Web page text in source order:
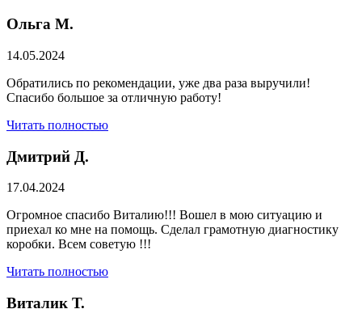
Ольга М.
14.05.2024
Обратились по рекомендации, уже два раза выручили!
Спасибо большое за отличную работу!
Читать полностью
Дмитрий Д.
17.04.2024
Огромное спасибо Виталию!!! Вошел в мою ситуацию и
приехал ко мне на помощь. Сделал грамотную диагностику
коробки. Всем советую !!!
Читать полностью
Виталик Т.